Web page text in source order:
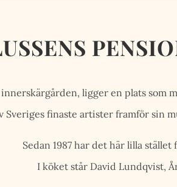
ligger en plats som
Sveriges finaste artister framför sin
Sedan 1987 har det här lilla
I köket står David Lundqvist,